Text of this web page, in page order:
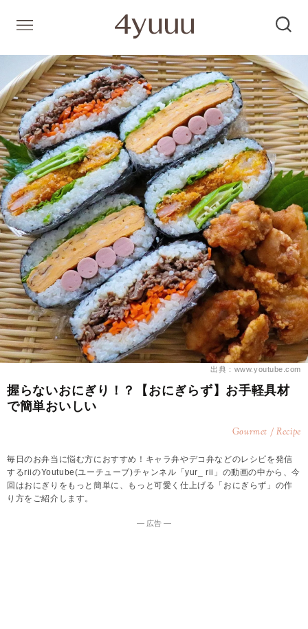
出典：www.youtube.com
握らないおにぎり！？【おにぎらず】お手軽具材
で簡単おいしい
Gourmet / Recipe
毎日のお弁当に悩む方におすすめ！キャラ弁やデコ弁などのレシピを発信
するriiのYoutube(ユーチューブ)チャンネル「yur_ rii」の動画の中から、今
回はおにぎりをもっと簡単に、もっと可愛く仕上げる「おにぎらず」の作
り方をご紹介します。
― 広告 ―